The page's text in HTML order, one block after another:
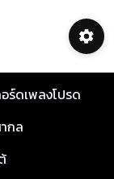
ร์ดเพลงโปรด
กล